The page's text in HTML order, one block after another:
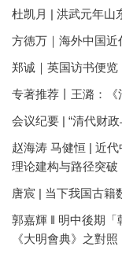
杜凯月 | 洪武元年山
方徳万｜海外中国近
郑诚｜英国访书便
专著推荐丨王潞：《
会议纪要 | “清代财
赵海涛 马健恒 | 近
理论建构与路径突破
唐宸 | 当下我国古籍
郭嘉輝 ‖ 明中後期
《大明會典》之對照